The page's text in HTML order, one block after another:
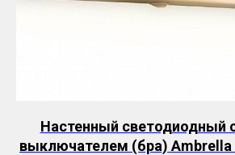
Настенный светодиодный
выключателем (бра) Ambrella